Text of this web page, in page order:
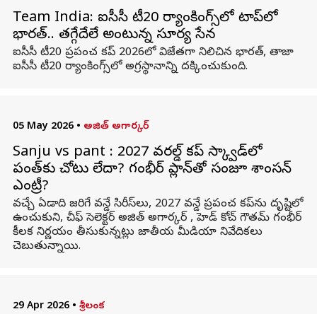
Team India: ఐసీసీ టీ20 ర్యాంకింగ్స్‌లో టాప్‌లో
భారత్.. తగ్గేదేలే అంటున్న సూర్య సేన
ఐసీసీ టీ20 ప్రపంచ కప్ 2026లో విజేతగా నిలిచిన భారత్, తాజా
ఐసీసీ టీ20 ర్యాంకింగ్స్‌లో అగ్రస్థానాన్ని దక్కించుకుంది.
05 May 2026 • అజిత్ అగార్కర్
Sanju vs pant : 2027 వరల్డ్ కప్ స్క్వాడ్‌లో
పంత్‌కు చోటు లేదా? గంభీర్ ప్లాన్‌తో సంజూ శాంసన్‌
ఎంట్రీ?
వచ్చే ఏడాది జరిగే వన్డే సిరీస్‌లు, 2027 వన్డే ప్రపంచ కప్‌ను దృష్టిలో
ఉంచుకుని, చీఫ్ సెలెక్టర్ అజిత్ అగార్కర్ , హెడ్ కోచ్ గౌతమ్ గంభీర్
కీలక నిర్ణయం తీసుకున్నట్లు జాతీయ మీడియా నివేదికలు
చెబుతున్నాయి.
29 Apr 2026 • శ్రీలంక